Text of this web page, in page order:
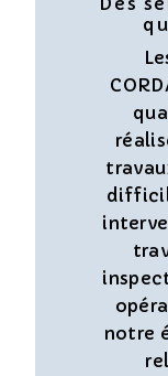
notre